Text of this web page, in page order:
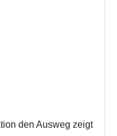
den Ausweg zeigt